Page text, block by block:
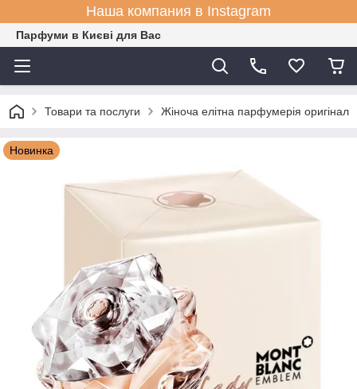
Наша компания в Instagram
Парфуми в Києві для Вас
Товари та послуги Жіноча елітна парфумерія оригінал
Новинка